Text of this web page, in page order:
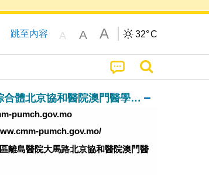
跳至內容 A A A 32°C
離島醫療綜合體北京協和醫院澳門醫學中心
pumch.gov.mo
pumch.gov.mo/
離島醫院大馬路北京協和醫院澳門醫